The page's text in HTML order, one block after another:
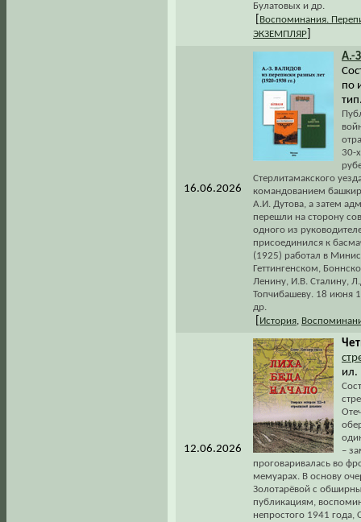
Булатовых и др.
Воспоминания.
ЭКЗЕМПЛЯР
16.06.2026
А.-
по
30-
Стерлитамакского
командованием
А.И. Дутова, а затем
перешли на сторону
одного из
присоединился к
(1925) работал в
Геттингенском,
Ленину, И.В. Сталину,
Топчибашеву. 18 июня
др.
История
12.06.2026
ил.
–
проговаривалась во
мемуарах. В основу
Золотарёвой с
публикациям,
непростого 1941 года,